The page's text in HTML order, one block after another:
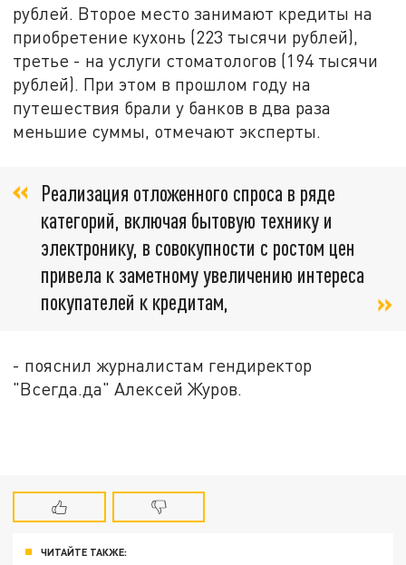
рублей. Второе место занимают кредиты на
приобретение кухонь (223 тысячи рублей),
третье - на услуги стоматологов (194 тысячи
рублей). При этом в прошлом году на
путешествия брали у банков в два раза
меньшие суммы, отмечают эксперты.
Реализация отложенного спроса в ряде
категорий, включая бытовую технику и
электронику, в совокупности с ростом цен
привела к заметному увеличению интереса
покупателей к кредитам,
- пояснил журналистам гендиректор
"Всегда.да" Алексей Журов.
ЧИТАЙТЕ ТАКЖЕ: